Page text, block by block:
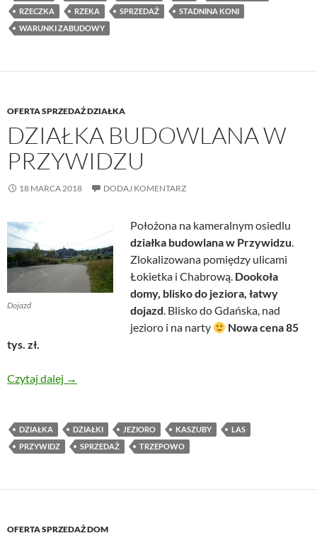
RZECZKA
RZEKA SPRZEDAŻ
STADNINA KONI
WARUNKI ZABUDOWY
OFERTA SPRZEDAŻ DZIAŁKA
DZIAŁKA BUDOWLANA W
PRZYWIDZU
18 MARCA 2018 DODAJ KOMENTARZ
Dojazd
Położona na kameralnym osiedlu
działka budowlana w Przywidzu.
Zlokalizowana pomiędzy ulicami
Łokietka i Chabrową. Dookoła
domy, blisko do jeziora, łatwy
dojazd. Blisko do Gdańska, nad
jezioro i na narty
Nowa cena 85
tys. zł.
Czytaj dalej Działka budowlana w Przywidzu
→
DZIAŁKA DZIAŁKI JEZIORO KASZUBY
LAS
PRZYWIDZ
SPRZEDAŻ TRZEPOWO
OFERTA SPRZEDAŻ DOM